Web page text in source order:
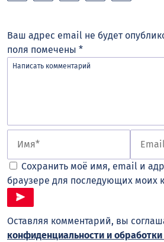
Ваш адрес email не будет
поля помечены *
Сохранить моё имя, email и
браузере для последующих моих
Оставляя комментарий, вы
конфиденциальности и